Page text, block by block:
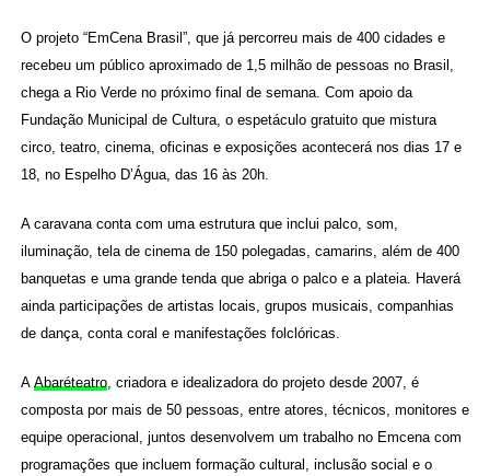
O projeto “EmCena Brasil”, que já percorreu mais de 400 cidades e
recebeu um público aproximado de 1,5 milhão de pessoas no Brasil,
chega a Rio Verde no próximo final de semana. Com apoio da
Fundação Municipal de Cultura, o espetáculo gratuito que mistura
circo, teatro, cinema, oficinas e exposições acontecerá nos dias 17 e
18, no Espelho D’Água, das 16 às 20h.
A caravana conta com uma estrutura que inclui palco, som,
iluminação, tela de cinema de 150 polegadas, camarins, além de 400
banquetas e uma grande tenda que abriga o palco e a plateia. Haverá
ainda participações de artistas locais, grupos musicais, companhias
de dança, conta coral e manifestações folclóricas.
A Abaréteatro, criadora e idealizadora do projeto desde 2007, é
composta por mais de 50 pessoas, entre atores, técnicos, monitores e
equipe operacional, juntos desenvolvem um trabalho no Emcena com
programações que incluem formação cultural, inclusão social e o